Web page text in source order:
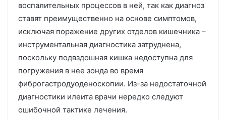
воспалительных процессов в ней, так как диагноз
ставят преимущественно на основе симптомов,
исключая поражение других отделов кишечника –
инструментальная диагностика затруднена,
поскольку подвздошная кишка недоступна для
погружения в нее зонда во время
фиброгастродуоденоскопии. Из-за недостаточной
диагностики илеита врачи нередко следуют
ошибочной тактике лечения.